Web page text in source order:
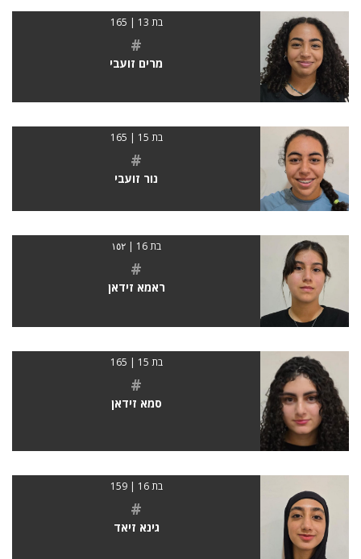
בת 13 | 165
#
מרים זועבי
בת 15 | 165
#
נור זועבי
בת 16 | ١٥٢
#
ראמא זידאן
בת 15 | 165
#
סמא זידאן
בת 16 | 159
#
גינא זיאד